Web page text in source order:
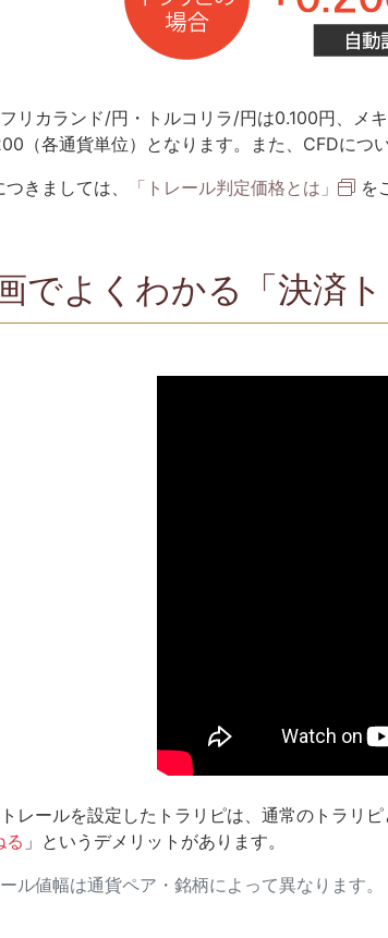
リカランド/円・トルコリラ/円は0.100円、メ
（各通貨単位）となります。また、CFDにつ
きましては、
「トレール判定価格とは」 を
でよくわかる「決済
レールを設定したトラリピは、通常のトラリ
る 」というデメリットがあります。
ル値幅は通貨ペア・銘柄によって異なります。